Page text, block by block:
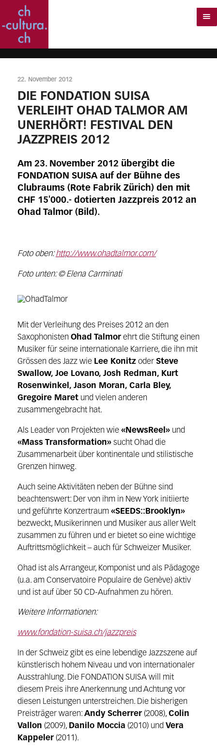
22. November 2012
DIE FONDATION SUISA
VERLEIHT OHAD TALMOR AM
UNERHÖRT! FESTIVAL DEN
JAZZPREIS 2012
Am 23. November 2012 übergibt die
FONDATION SUISA auf der Bühne des
Clubraums (Rote Fabrik Zürich) den mit
CHF 15'000.- dotierten Jazzpreis 2012 an
Ohad Talmor (Bild).
Foto oben:http://www.ohadtalmor.com/
Foto unten: © Elena Carminati
Mit der Verleihung des Preises 2012 an den
Saxophonisten Ohad Talmorehrt die Stiftung einen
Musiker für seine internationale Karriere, die ihn mit
Grössen des Jazz wie Lee Konitzoder Steve
Swallow, Joe Lovano, Josh Redman, Kurt
Rosenwinkel, Jason Moran, Carla Bley,
Gregoire Maretund vielen anderen
zusammengebracht hat.
Als Leader von Projekten wie «NewsReel»und
«Mass Transformation»sucht Ohad die
Zusammenarbeit über kontinentale und stilistische
Grenzen hinweg.
Auch seine Aktivitäten neben der Bühne sind
beachtenswert: Der von ihm in New York initiierte
und geführte Konzertraum «SEEDS::Brooklyn»
bezweckt, Musikerinnen und Musiker aus aller Welt
zusammen zu führen und er bietet so eine wichtige
Auftrittsmöglichkeit – auch für Schweizer Musiker.
Ohad ist als Arrangeur, Komponist und als Pädagoge
(u.a. am Conservatoire Populaire de Genève) aktiv
und ist auf über 50 CD-Aufnahmen zu hören.
Weitere Informationen:
www.fondation-suisa.ch/jazzpreis
In der Schweiz gibt es eine lebendige Jazzszene auf
künstlerisch hohem Niveau und von internationaler
Ausstrahlung. Die FONDATION SUISA will mit
diesem Preis ihre Anerkennung und Achtung vor
diesen Leistungen unterstreichen. Die bisherigen
Preisträger waren: Andy Scherrer(2008), Colin
Vallon (2009), Danilo Moccia (2010) und Vera
Kappeler(2011).